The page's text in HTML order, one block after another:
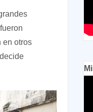
en otros